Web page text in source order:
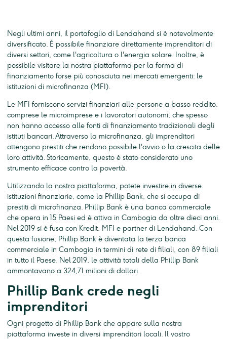
Negli ultimi anni, il portafoglio di Lendahand si è notevolmente
diversificato. È possibile finanziare direttamente imprenditori di
diversi settori, come l'agricoltura o l'energia solare. Inoltre, è
possibile visitare la nostra piattaforma per la forma di
finanziamento forse più conosciuta nei mercati emergenti: le
istituzioni di microfinanza (MFI).
Le MFI forniscono servizi finanziari alle persone a basso reddito,
comprese le microimprese e i lavoratori autonomi, che spesso
non hanno accesso alle fonti di finanziamento tradizionali degli
istituti bancari. Attraverso la microfinanza, gli imprenditori
ottengono prestiti che rendono possibile l'avvio o la crescita delle
loro attività. Storicamente, questo è stato considerato uno
strumento efficace contro la povertà.
Utilizzando la nostra piattaforma, potete investire in diverse
istituzioni finanziarie, come la Phillip Bank, che si occupa di
prestiti di microfinanza. Phillip Bank è una banca commerciale
che opera in 15 Paesi ed è attiva in Cambogia da oltre dieci anni.
Nel 2019 si è fusa con Kredit, MFI e partner di Lendahand. Con
questa fusione, Phillip Bank è diventata la terza banca
commerciale in Cambogia in termini di rete di filiali, con 89 filiali
in tutto il Paese. Nel 2019, le attività totali della Phillip Bank
ammontavano a 324,71 milioni di dollari.
Phillip Bank crede negli
imprenditori
Ogni progetto di Phillip Bank che appare sulla nostra
piattaforma investe in diversi imprenditori locali. Il vostro